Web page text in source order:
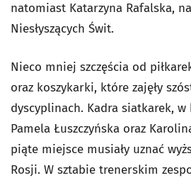
natomiast Katarzyna Rafalska,
Niesłyszących Świt.
Nieco mniej szczęścia od
oraz koszykarki, które zajęły
dyscyplinach. Kadra siatkarek, w
Pamela Łuszczyńska oraz
piąte miejsce musiały uznać
Rosji. W sztabie trenerskim